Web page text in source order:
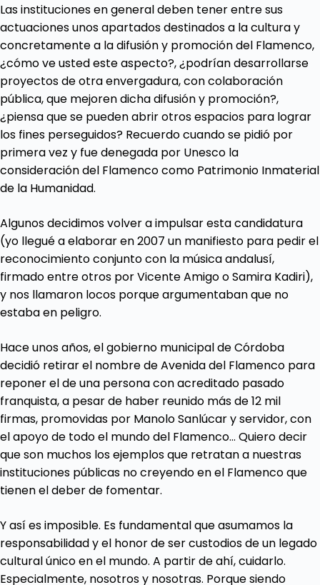
Las instituciones en general deben tener entre sus
actuaciones unos apartados destinados a la cultura y
concretamente a la difusión y promoción del Flamenco,
¿cómo ve usted este aspecto?, ¿podrían desarrollarse
proyectos de otra envergadura, con colaboración
pública, que mejoren dicha difusión y promoción?,
¿piensa que se pueden abrir otros espacios para lograr
los fines perseguidos? Recuerdo cuando se pidió por
primera vez y fue denegada por Unesco la
consideración del Flamenco como Patrimonio Inmaterial
de la Humanidad.
Algunos decidimos volver a impulsar esta candidatura
(yo llegué a elaborar en 2007 un manifiesto para pedir el
reconocimiento conjunto con la música andalusí,
firmado entre otros por Vicente Amigo o Samira Kadiri),
y nos llamaron locos porque argumentaban que no
estaba en peligro.
Hace unos años, el gobierno municipal de Córdoba
decidió retirar el nombre de Avenida del Flamenco para
reponer el de una persona con acreditado pasado
franquista, a pesar de haber reunido más de 12 mil
firmas, promovidas por Manolo Sanlúcar y servidor, con
el apoyo de todo el mundo del Flamenco… Quiero decir
que son muchos los ejemplos que retratan a nuestras
instituciones públicas no creyendo en el Flamenco que
tienen el deber de fomentar.
Y así es imposible. Es fundamental que asumamos la
responsabilidad y el honor de ser custodios de un legado
cultural único en el mundo. A partir de ahí, cuidarlo.
Especialmente, nosotros y nosotras. Porque siendo